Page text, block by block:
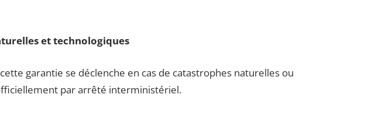
et technologiques
garantie se déclenche en cas de catastrophes naturelles ou
par arrêté interministériel.